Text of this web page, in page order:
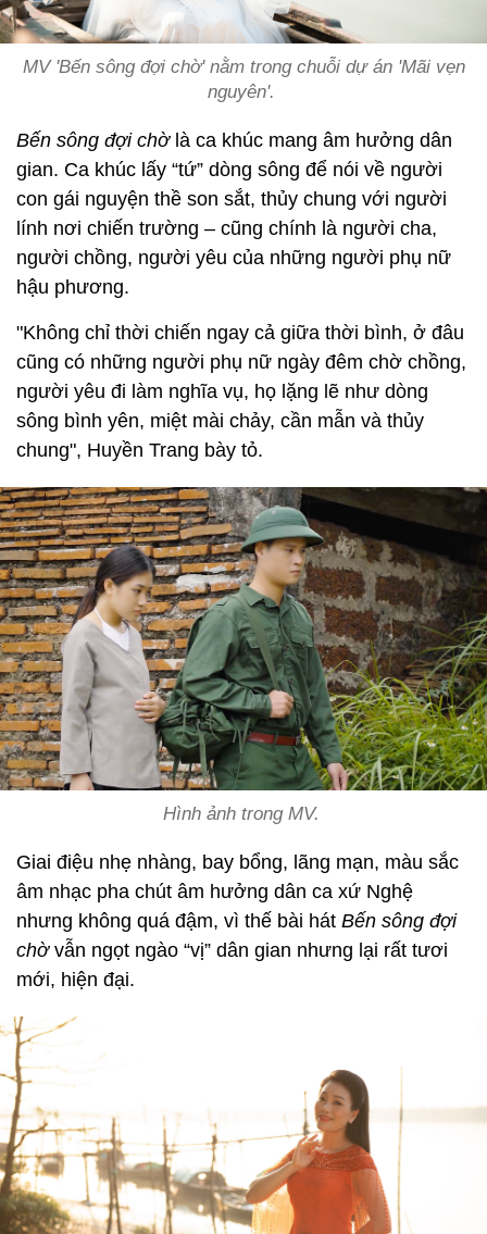
MV 'Bến sông đợi chờ' nằm trong chuỗi dự án 'Mãi vẹn
nguyên'.
Bến sông đợi chờ là ca khúc mang âm hưởng dân
gian. Ca khúc lấy “tứ” dòng sông để nói về người
con gái nguyện thề son sắt, thủy chung với người
lính nơi chiến trường – cũng chính là người cha,
người chồng, người yêu của những người phụ nữ
hậu phương.
"Không chỉ thời chiến ngay cả giữa thời bình, ở đâu
cũng có những người phụ nữ ngày đêm chờ chồng,
người yêu đi làm nghĩa vụ, họ lặng lẽ như dòng
sông bình yên, miệt mài chảy, cần mẫn và thủy
chung", Huyền Trang bày tỏ.
Hình ảnh trong MV.
Giai điệu nhẹ nhàng, bay bổng, lãng mạn, màu sắc
âm nhạc pha chút âm hưởng dân ca xứ Nghệ
nhưng không quá đậm, vì thế bài hát Bến sông đợi
chờvẫn ngọt ngào “vị” dân gian nhưng lại rất tươi
mới, hiện đại.